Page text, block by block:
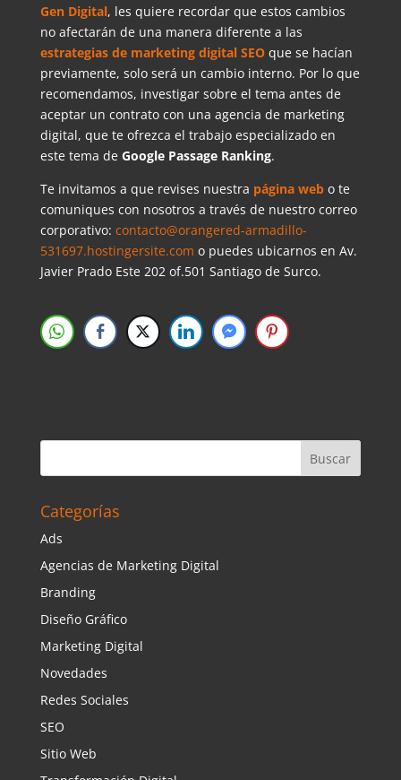
Gen Digital, les quiere recordar que estos cambios
no afectarán de una manera diferente a las
estrategias de marketing digital SEOque se hacían
previamente, solo será un cambio interno. Por lo que
recomendamos, investigar sobre el tema antes de
aceptar un contrato con una agencia de marketing
digital, que te ofrezca el trabajo especializado en
este tema de Google Passage Ranking.
Te invitamos a que revises nuestra página webo te
comuniques con nosotros a través de nuestro correo
corporativo: contacto@orangered-armadillo-
531697.hostingersite.com o puedes ubicarnos en Av.
Javier Prado Este 202 of.501 Santiago de Surco.
Categorías
Ads
Agencias de Marketing Digital
Branding
Diseño Gráfico
Marketing Digital
Novedades
Redes Sociales
SEO
Sitio Web